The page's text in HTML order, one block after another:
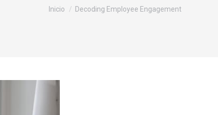
Estás aquí:
Inicio Decoding Employee Engagement